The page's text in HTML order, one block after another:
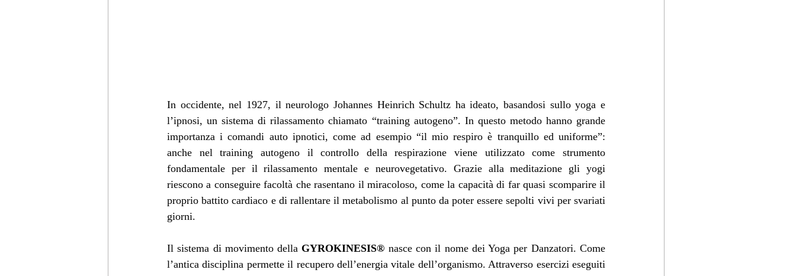
In occidente, nel 1927, il neurologo Johannes Heinrich Schultz ha ideato, basandosi sullo yoga e
l’ipnosi, un sistema di rilassamento chiamato “training autogeno”. In questo metodo hanno grande
importanza i comandi auto ipnotici, come ad esempio “il mio respiro è tranquillo ed uniforme”:
anche nel training autogeno il controllo della respirazione viene utilizzato come strumento
fondamentale per il rilassamento mentale e neurovegetativo. Grazie alla meditazione gli yogi
riescono a conseguire facoltà che rasentano il miracoloso, come la capacità di far quasi scomparire il
proprio battito cardiaco e di rallentare il metabolismo al punto da poter essere sepolti vivi per svariati
giorni.
Il sistema di movimento della GYROKINESIS® nasce con il nome dei Yoga per Danzatori. Come
l’antica disciplina permette il recupero dell’energia vitale dell’organismo. Attraverso esercizi eseguiti